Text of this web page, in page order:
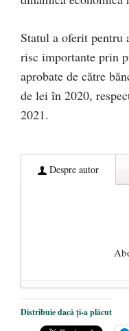
Statul a oferit pentru
risc importante prin
aprobate de către
de lei în 2020,
2021.
Despre autor
Dezvăluiri
președintele
Distribuie dacă ți-a plăcut